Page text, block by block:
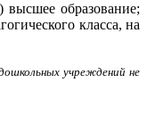
образование;
класса, на
учреждений не